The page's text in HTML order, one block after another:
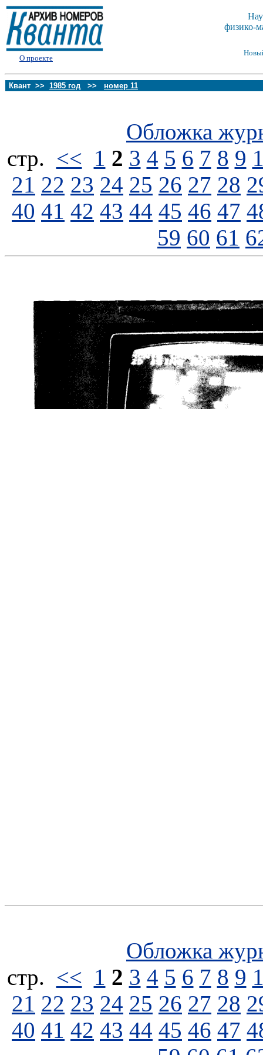
О проекте
физико-
Квант >> 1985 год >> номер 11
Обложка
стp. << 1 2 3 4 5 6 7 8 9
21 22 23 24 25 26 27 28
40 41 42 43 44 45 46 47
59 60 61
Обложка
стp. << 1 2 3 4 5 6 7 8 9
21 22 23 24 25 26 27 28
40 41 42 43 44 45 46 47